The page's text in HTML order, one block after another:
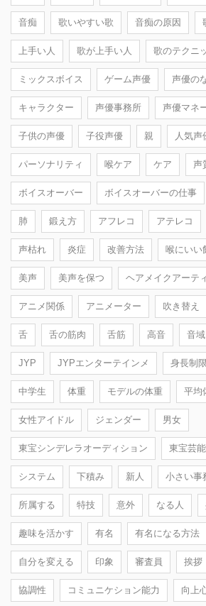
音痴 歌いやすい歌 音痴の原因
上手い人 歌が上手い人 歌のテクニ
ミックスボイス ゲーム声優 声優の
キャラクター 声優事務所 声優マネ
子供の声優 子役声優 親 人気声
パーソナリティ 喉ケア ケア 声
ボイスオーバー ボイスオーバーの仕事
肺 鍛え方 アフレコ アテレコ
声枯れ 炎症 改善方法 喉にいい
美声 美声を保つ ヘアメイクアーテ
アニメ関係 アニメーター 吹き替え
舌 舌の筋肉 舌筋 高音 音
JYP JYPエンターテインメ 身長制限
中学生 体重 モデルの体重 平均
女性アイドル ジェンダー 男女
東宝シンデレラオーディション 東宝芸能
システム 下積み 新人 小さい事
所属する 特技 意外 なる人
趣味を活かす 有名 有名になる方法
自分を変える 印象 審査員 挨拶
協調性 コミュニケション能力 向上